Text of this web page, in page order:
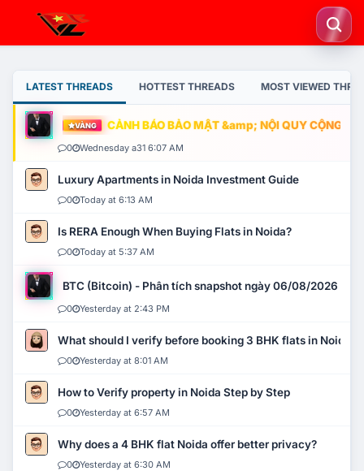
LATEST THREADS HOTTEST THREADS MOST VIEWED
VÀNG CẢNH BÁO BẢO MẬT &amp; NỘI QUY CỘNG
0 Wednesday a31 6:07 AM
Luxury Apartments in Noida Investment Guide
0 Today at 6:13 AM
Is RERA Enough When Buying Flats in Noida?
0 Today at 5:37 AM
BTC (Bitcoin) - Phân tích snapshot ngày 06/08/2026
0 Yesterday at 2:43 PM
What should I verify before booking 3 BHK flats in Noida?
0 Yesterday at 8:01 AM
How to Verify property in Noida Step by Step
0 Yesterday at 6:57 AM
Why does a 4 BHK flat Noida offer better privacy?
0 Yesterday at 6:30 AM